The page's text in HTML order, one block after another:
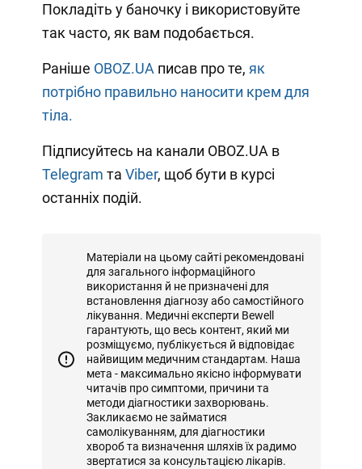
Покладіть у баночку і використовуйте
так часто, як вам подобається.
Раніше OBOZ.UA писав про те, як
потрібно правильно наносити крем для
тіла.
Підписуйтесь на канали OBOZ.UA в
Telegram та Viber, щоб бути в курсі
останніх подій.
Матеріали на цьому сайті рекомендовані
для загального інформаційного
використання й не призначені для
встановлення діагнозу або самостійного
лікування. Медичні експерти Bewell
гарантують, що весь контент, який ми
розміщуємо, публікується й відповідає
найвищим медичним стандартам. Наша
мета - максимально якісно інформувати
читачів про симптоми, причини та
методи діагностики захворювань.
Закликаємо не займатися
самолікуванням, для діагностики
хвороб та визначення шляхів їх радимо
звертатися за консультацією лікарів.